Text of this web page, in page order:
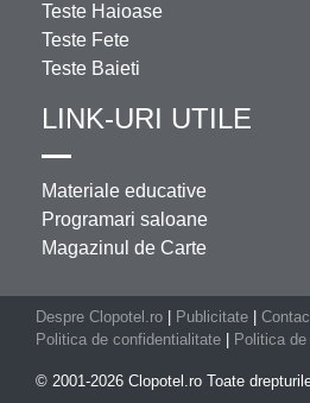
Teste Haioase
Teste Fete
Teste Baieti
LINK-URI UTILE
Materiale educative
Programari saloane
Magazinul de Carte
Despre Clopotel.ro Publicitate
Politica de confidentialitate
Politica
© 2001-2026 Clopotel.ro Toate